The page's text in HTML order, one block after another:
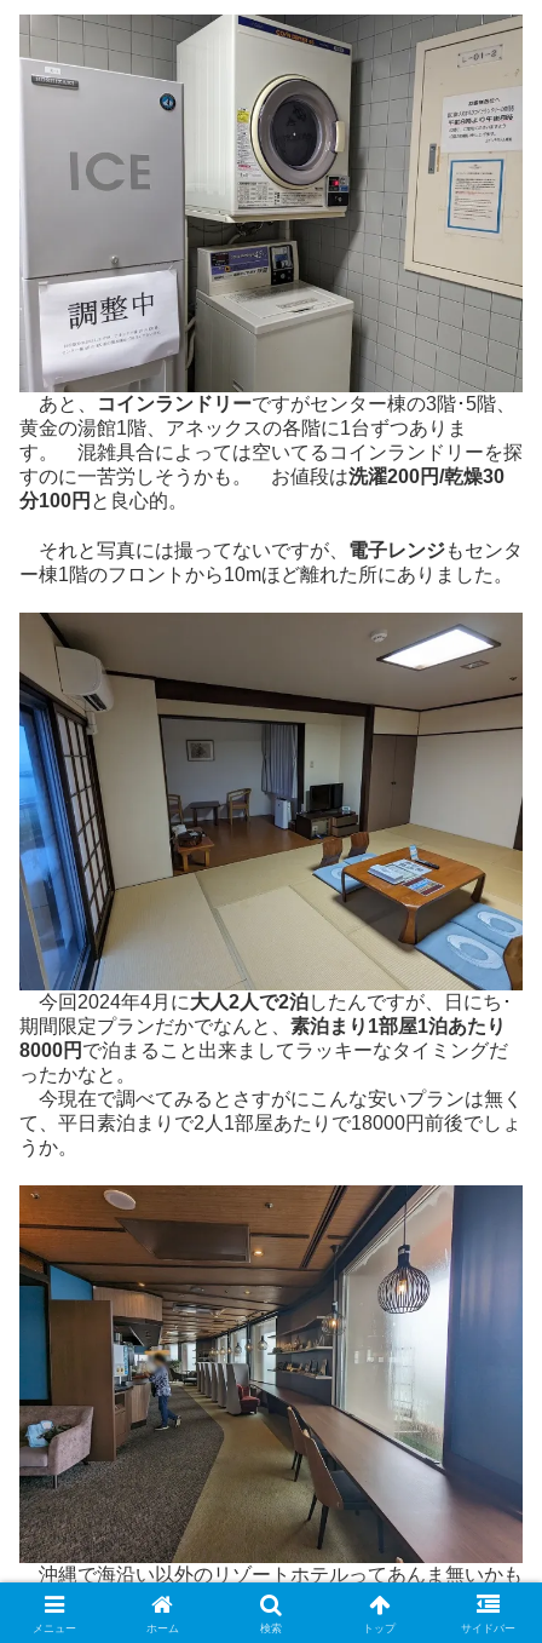
あと、 コインランドリーですがセンター棟の3階･5階、
黄金の湯館1階、アネックスの各階に1台ずつありま
す。 混雑具合によっては空いてるコインランドリーを探
すのに一苦労しそうかも。 お値段は洗濯200円/乾燥30
分100円 と良心的。
それと写真には撮ってないですが、 電子レンジもセンタ
ー棟1階のフロントから10mほど離れた所にありました。
今回2024年4月に大人2人で2泊したんですが、日にち･
期間限定プランだかでなんと、 素泊まり1部屋1泊あたり
8000円 で泊まること出来ましてラッキーなタイミングだ
ったかなと。
今現在で調べてみるとさすがにこんな安いプランは無く
て、平日素泊まりで2人1部屋あたりで18000円前後でしょ
うか。
沖縄で海沿い以外のリゾートホテルってあんま無いかも
ですが、プールあり温泉あり、BBQやキャンプやアウト
ドアスポーツ的なのも充実していて、ヨナグニウマと触れ
メニュー ホーム 検索 トップ サイドバー